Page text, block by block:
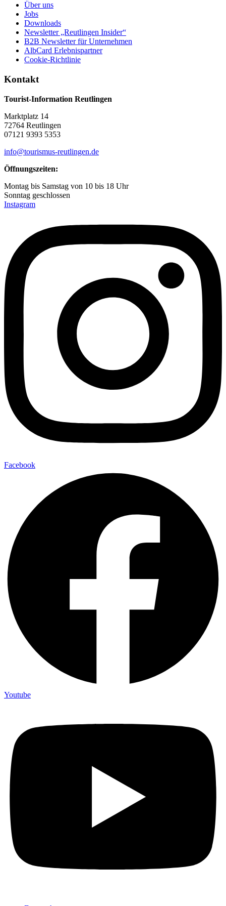
Über uns
Jobs
Downloads
Newsletter „Reutlingen Insider“
B2B Newsletter für Unternehmen
AlbCard Erlebnispartner
Cookie-Richtlinie
Kontakt
Tourist-Information Reutlingen
Marktplatz 14
72764 Reutlingen
07121 9393 5353
info@tourismus-reutlingen.de
Öffnungszeiten:
Montag bis Samstag von 10 bis 18 Uhr
Sonntag geschlossen
Instagram
Facebook
Youtube